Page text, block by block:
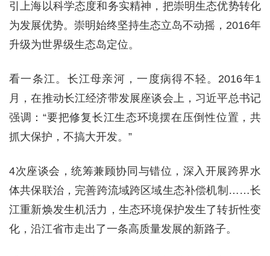
引上海以科学态度和务实精神，把崇明生态优势转化
为发展优势。崇明始终坚持生态立岛不动摇，2016年
升级为世界级生态岛定位。
看一条江。长江母亲河，一度病得不轻。2016年1
月，在推动长江经济带发展座谈会上，习近平总书记
强调：“要把修复长江生态环境摆在压倒性位置，共
抓大保护，不搞大开发。”
4次座谈会，统筹兼顾协同与错位，深入开展跨界水
体共保联治，完善跨流域跨区域生态补偿机制……长
江重新焕发生机活力，生态环境保护发生了转折性变
化，沿江省市走出了一条高质量发展的新路子。